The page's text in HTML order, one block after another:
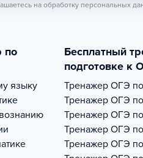
на обработку персональных
по
языку
Бесплатный
подготовке к
Тренажер ОГЭ
Тренажер ОГЭ
Тренажер ОГЭ
Тренажер ОГЭ
Тренажер ОГЭ